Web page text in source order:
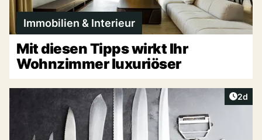
Immobilien & Interieur
Mit diesen Tipps wirkt Ihr
Wohnzimmer luxuriöser
2d